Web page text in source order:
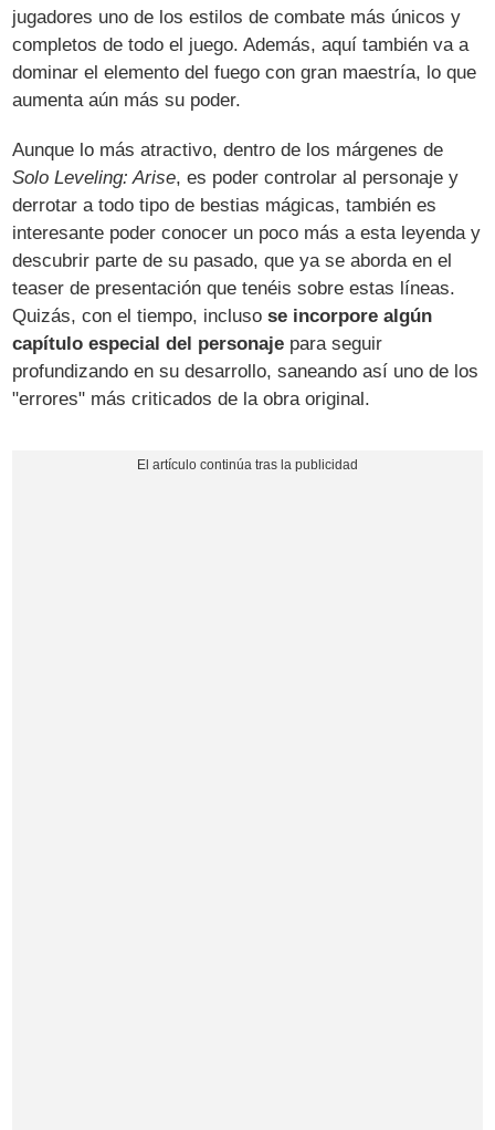
jugadores uno de los estilos de combate más únicos y
completos de todo el juego. Además, aquí también va a
dominar el elemento del fuego con gran maestría, lo que
aumenta aún más su poder.
Aunque lo más atractivo, dentro de los márgenes de
Solo Leveling: Arise, es poder controlar al personaje y
derrotar a todo tipo de bestias mágicas, también es
interesante poder conocer un poco más a esta leyenda y
descubrir parte de su pasado, que ya se aborda en el
teaser de presentación que tenéis sobre estas líneas.
Quizás, con el tiempo, inclusose incorpore algún
capítulo especial del personaje para seguir
profundizando en su desarrollo, saneando así uno de los
"errores" más criticados de la obra original.